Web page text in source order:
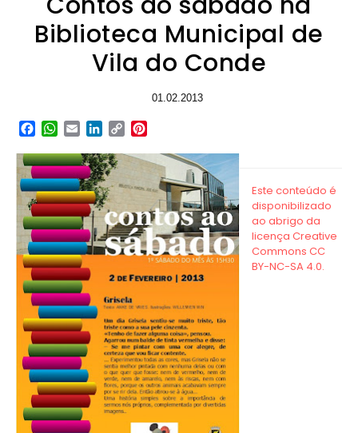
Biblioteca Municipal de
Vila do Conde
01.02.2013
Facebook
WhatsApp
EmailLinkedIn
Copy